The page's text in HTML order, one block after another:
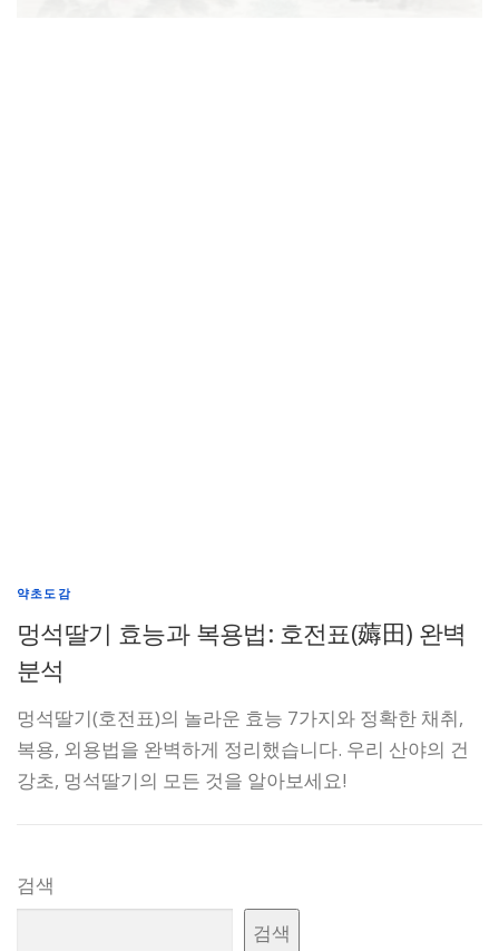
약초도감
멍석딸기 효능과 복용법: 호전표(薅田) 완벽
분석
멍석딸기(호전표)의 놀라운 효능 7가지와 정확한 채취,
복용, 외용법을 완벽하게 정리했습니다. 우리 산야의 건
강초, 멍석딸기의 모든 것을 알아보세요!
검색
검색